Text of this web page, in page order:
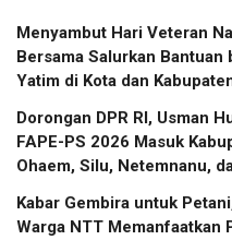
​Menyambut Hari Veteran
Bersama Salurkan Bantuan
Yatim di Kota dan
Dorongan DPR RI, Usman
FAPE-PS 2026 Masuk
Ohaem, Silu, Netemnanu,
Kabar Gembira untuk
Warga NTT Memanfaatkan